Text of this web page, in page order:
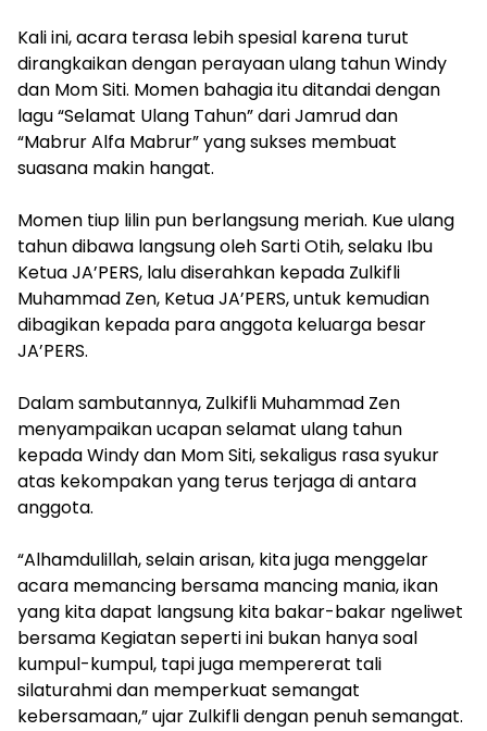
Kali ini, acara terasa lebih spesial karena turut
dirangkaikan dengan perayaan ulang tahun Windy
dan Mom Siti. Momen bahagia itu ditandai dengan
lagu “Selamat Ulang Tahun” dari Jamrud dan
“Mabrur Alfa Mabrur” yang sukses membuat
suasana makin hangat.
Momen tiup lilin pun berlangsung meriah. Kue ulang
tahun dibawa langsung oleh Sarti Otih, selaku Ibu
Ketua JA’PERS, lalu diserahkan kepada Zulkifli
Muhammad Zen, Ketua JA’PERS, untuk kemudian
dibagikan kepada para anggota keluarga besar
JA’PERS.
Dalam sambutannya, Zulkifli Muhammad Zen
menyampaikan ucapan selamat ulang tahun
kepada Windy dan Mom Siti, sekaligus rasa syukur
atas kekompakan yang terus terjaga di antara
anggota.
“Alhamdulillah, selain arisan, kita juga menggelar
acara memancing bersama mancing mania, ikan
yang kita dapat langsung kita bakar-bakar ngeliwet
bersama Kegiatan seperti ini bukan hanya soal
kumpul-kumpul, tapi juga mempererat tali
silaturahmi dan memperkuat semangat
kebersamaan,” ujar Zulkifli dengan penuh semangat.